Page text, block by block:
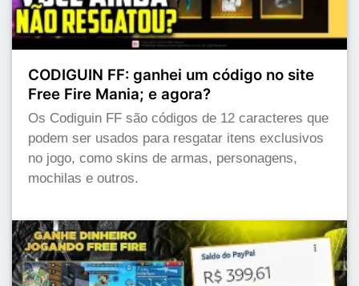
CODIGUIN FF: ganhei um código no site
Free Fire Mania; e agora?
Os Codiguin FF são códigos de 12 caracteres que
podem ser usados para resgatar itens exclusivos
no jogo, como skins de armas, personagens,
mochilas e outros.